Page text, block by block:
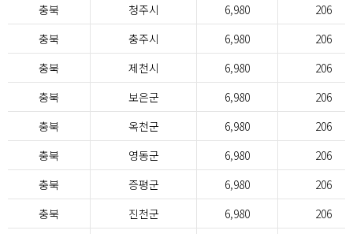
충북
청주시 6,980
206
충북
충주시 6,980
206
충북
제천시 6,980
206
충북
보은군 6,980
206
충북
옥천군 6,980
206
충북
영동군 6,980
206
충북
증평군 6,980
206
충북
진천군 6,980
206